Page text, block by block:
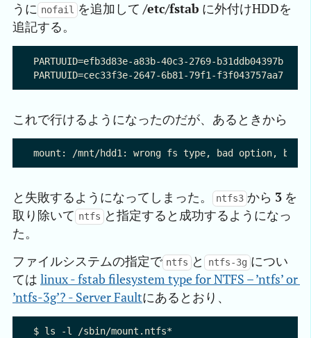
うに nofail を追加して/etc/fstab に外付けHDDを
追記する。
PARTUUID=efb3d83e-a83b-40c3-2769-
これで行けるようになったのだが、あるときから
と失敗するようになってしまった。 ntfs3 から 3 を
取り除いて ntfs と指定すると成功するようになっ
た。
ファイルシステムの指定で ntfs と ntfs-3g につい
ては linux - fstab filesystem type for NTFS – ’ntfs’ or
’ntfs-3g’? - Server Faultにあるとおり、
$ ls -l /sbin/mount.ntfs*